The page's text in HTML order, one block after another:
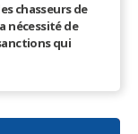
chasseurs de
nécessité de
qui